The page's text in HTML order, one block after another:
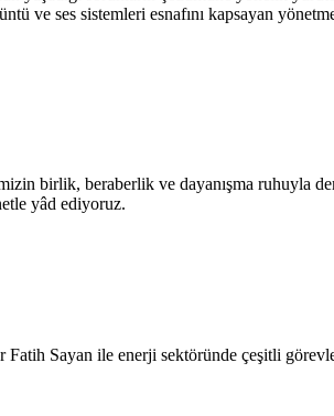
ve ses sistemleri esnafını kapsayan
beraberlik ve dayanışma ruhuyla
yâd ediyoruz.
Fatih Sayan ile enerji sektöründe çeşitli